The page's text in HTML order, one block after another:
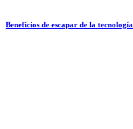
Beneficios de escapar de la tecnología